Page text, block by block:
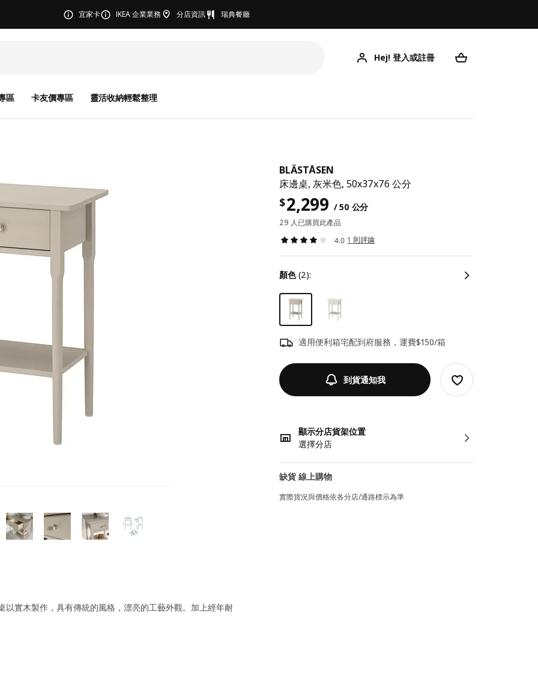
宜家卡 IKEA 企業業務 分店資訊 瑞典餐廳
Hej! 登入或註冊
區 卡友價專區 靈活收納輕鬆整理
BLÄSTÅSEN
床邊桌, 灰米色, 50x37x76 公分
$2,299 / 50 公分
29 人已購買此產品
4.0 1 則評論
顏色(2):
適用便利箱宅配到府服務，運費$150/箱
到貨通知我
顯示分店貨架位置
選擇分店
缺貨 線上購物
實際貨況與價格依各分店/通路標示為準
實木製作，具有傳統的風格，漂亮的工藝外觀。加上經年耐